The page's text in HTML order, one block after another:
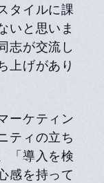
タイルに課
いと思いま
志が交流し
上げがあり
ーケティン
ティの立ち
「導入を検
感を持って